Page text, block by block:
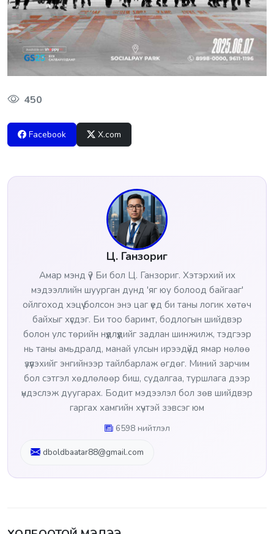
450
Facebook X.com
Ц. Ганзориг
Амар мэнд үү? Би бол Ц. Ганзориг. Хэтэрхий их
мэдээллийн шуурган дунд 'яг юу болоод байгааг'
ойлгоход хэцүү болсон энэ цаг үед би таны логик хөтөч
байхыг хүсдэг. Би тоо баримт, бодлогын шийдвэр
болон улс төрийн нүүдлүүдийг задлан шинжилж, тэдгээр
нь таны амьдралд, манай улсын ирээдүйд ямар нөлөө
үзүүлэхийг энгийнээр тайлбарлаж өгдөг. Миний зарчим
бол сэтгэл хөдлөлөөр биш, судалгаа, туршлага дээр
үндэслэж дуугарах. Бодит мэдээлэл бол зөв шийдвэр
гаргах хамгийн хүчтэй зэвсэг юм
6598 нийтлэл
dboldbaatar88@gmail.com